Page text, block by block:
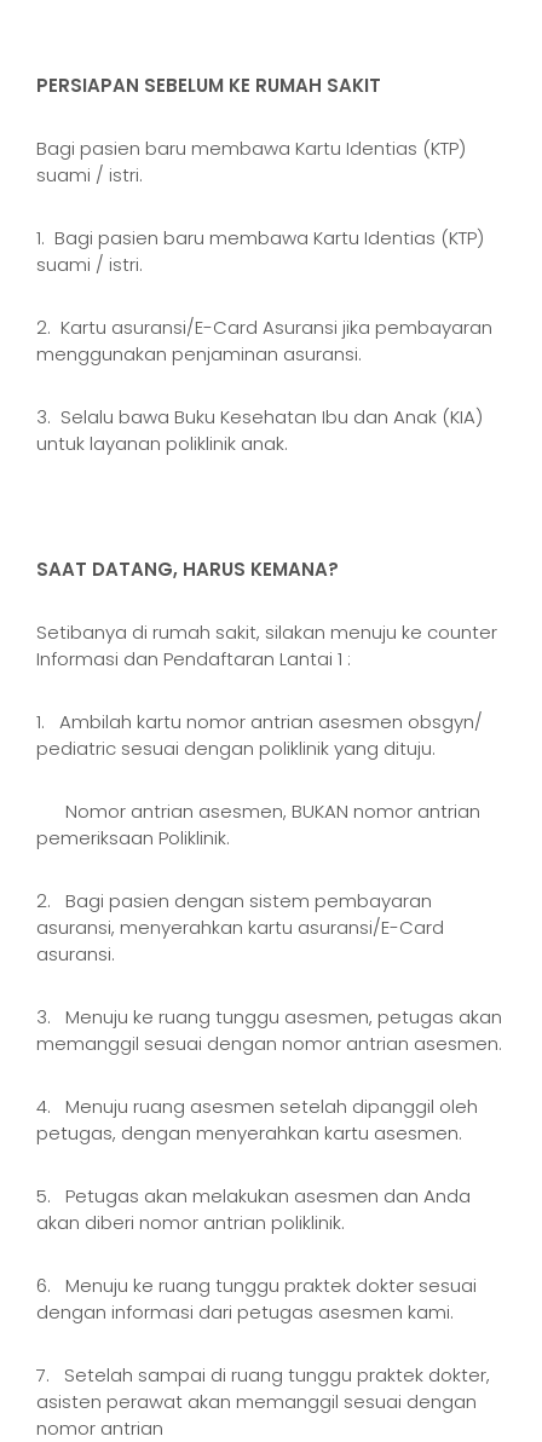
PERSIAPAN SEBELUM KE RUMAH SAKIT
Bagi pasien baru membawa Kartu Identias (KTP)
suami / istri.
1. Bagi pasien baru membawa Kartu Identias (KTP)
suami / istri.
2. Kartu asuransi/E-Card Asuransi jika pembayaran
menggunakan penjaminan asuransi.
3. Selalu bawa Buku Kesehatan Ibu dan Anak (KIA)
untuk layanan poliklinik anak.
SAAT DATANG, HARUS KEMANA?
Setibanya di rumah sakit, silakan menuju ke counter
Informasi dan Pendaftaran Lantai 1 :
1. Ambilah kartu nomor antrian asesmen obsgyn/
pediatric sesuai dengan poliklinik yang dituju.
Nomor antrian asesmen, BUKAN nomor antrian
pemeriksaan Poliklinik.
2. Bagi pasien dengan sistem pembayaran
asuransi, menyerahkan kartu asuransi/E-Card
asuransi.
3. Menuju ke ruang tunggu asesmen, petugas akan
memanggil sesuai dengan nomor antrian asesmen.
4. Menuju ruang asesmen setelah dipanggil oleh
petugas, dengan menyerahkan kartu asesmen.
5. Petugas akan melakukan asesmen dan Anda
akan diberi nomor antrian poliklinik.
6. Menuju ke ruang tunggu praktek dokter sesuai
dengan informasi dari petugas asesmen kami.
7. Setelah sampai di ruang tunggu praktek dokter,
asisten perawat akan memanggil sesuai dengan
nomor antrian